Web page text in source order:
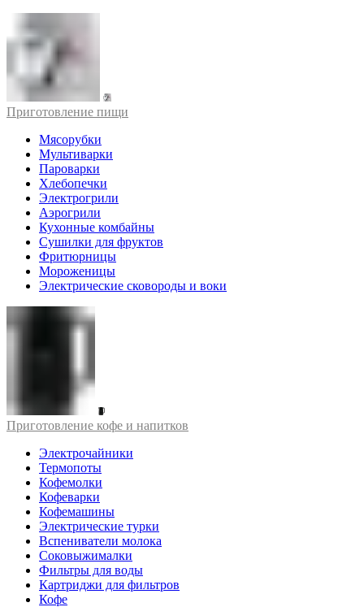
Приготовление пищи
Мясорубки
Мультиварки
Пароварки
Хлебопечки
Электрогрили
Аэрогрили
Кухонные комбайны
Сушилки для фруктов
Фритюрницы
Мороженицы
Электрические сковороды и воки
Приготовление кофе и напитков
Электрочайники
Термопоты
Кофемолки
Кофеварки
Кофемашины
Электрические турки
Вспениватели молока
Соковыжималки
Фильтры для воды
Картриджи для фильтров
Кофе